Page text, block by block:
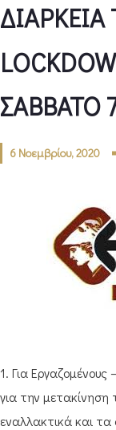
ΣΑΒΒΑΤΟ
6 Νοεμβρίου, 2020
1. Για Εργαζομένους
για την μετακίνηση
εναλλακτικά και